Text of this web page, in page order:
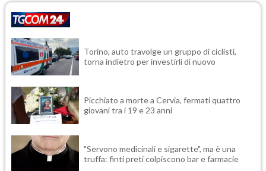
Torino, auto travolge un gruppo di ciclisti,
torna indietro per investirli di nuovo
Picchiato a morte a Cervia, fermati quattro
giovani tra i 19 e 23 anni
"Servono medicinali e sigarette", ma è una
truffa: finti preti colpiscono bar e farmacie